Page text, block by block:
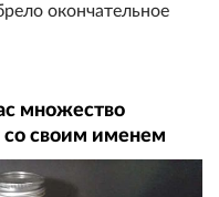
окончательное
множество
со своим именем